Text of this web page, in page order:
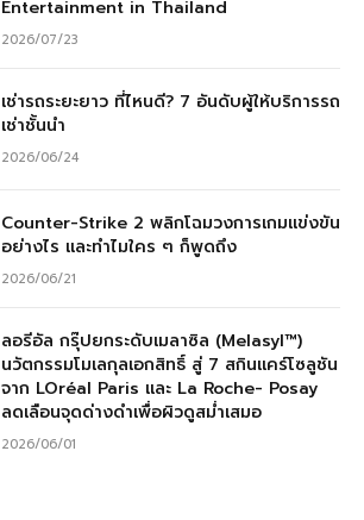
Entertainment in Thailand
2026/07/23
เช่ารถระยะยาว ที่ไหนดี? 7 อันดับผู้ให้บริการรถ
เช่าชั้นนำ
2026/06/24
Counter-Strike 2 พลิกโฉมวงการเกมแข่งขัน
อย่างไร และทำไมใคร ๆ ก็พูดถึง
2026/06/21
ลอรีอัล กรุ๊ปยกระดับเมลาซิล (Melasyl™)
นวัตกรรมโมเลกุลเอกสิทธิ์ สู่ 7 สกินแคร์โซลูชัน
จาก LOréal Paris และ La Roche- Posay
ลดเลือนจุดด่างดำเพื่อผิวดูสม่ำเสมอ
2026/06/01